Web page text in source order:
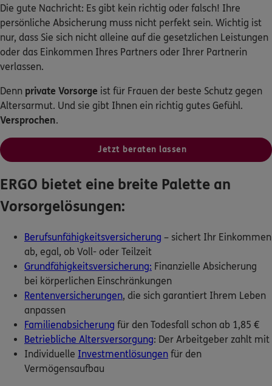
Bequem online oder telefonisch.
Mo–Sa 7–20 Uhr (gebührenfrei)
ERGO Berater finden
Kundenportal Log-in
Die gute Nachricht: Es gibt kein richtig oder falsch! Ihre
persönliche Absicherung muss nicht perfekt sein. Wichtig ist
nur, dass Sie sich nicht alleine auf die gesetzlichen Leistungen
oder das Einkommen Ihres Partners oder Ihrer Partnerin
verlassen.
Denn private Vorsorge ist für Frauen der beste Schutz gegen
Altersarmut. Und sie gibt Ihnen ein richtig gutes Gefühl.
Versprochen.
Jetzt beraten lassen
ERGO bietet eine breite Palette an
Vorsorgelösungen:
Berufsunfähigkeitsversicherung – sichert Ihr Einkommen
ab, egal, ob Voll- oder Teilzeit
Grundfähigkeitsversicherung: Finanzielle Absicherung
bei körperlichen Einschränkungen
Rentenversicherungen, die sich garantiert Ihrem Leben
anpassen
Familienabsicherung für den Todesfall schon ab 1,85 €
Betriebliche Altersversorgung: Der Arbeitgeber zahlt mit
Individuelle Investmentlösungen für den
Vermögensaufbau